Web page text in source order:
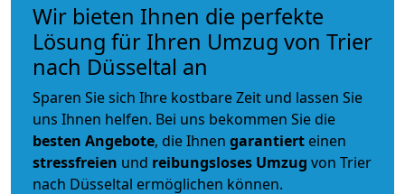
Wir bieten Ihnen die perfekte
Lösung für Ihren Umzug von Trier
nach Düsseltal an
Sparen Sie sich Ihre kostbare Zeit und lassen Sie
uns Ihnen helfen. Bei uns bekommen Sie die
besten Angebote, die Ihnen garantiert einen
stressfreien und reibungsloses Umzug von Trier
nach Düsseltal ermöglichen können.